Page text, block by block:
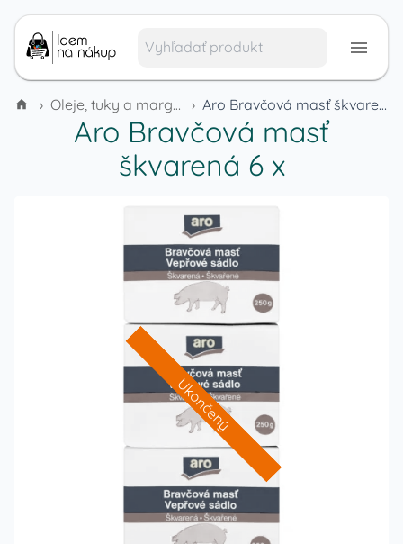
› Oleje, tuky a margaríny › Aro Bravčová masť škvarená 6 x
Aro Bravčová masť
škvarená 6 x
Ukončený